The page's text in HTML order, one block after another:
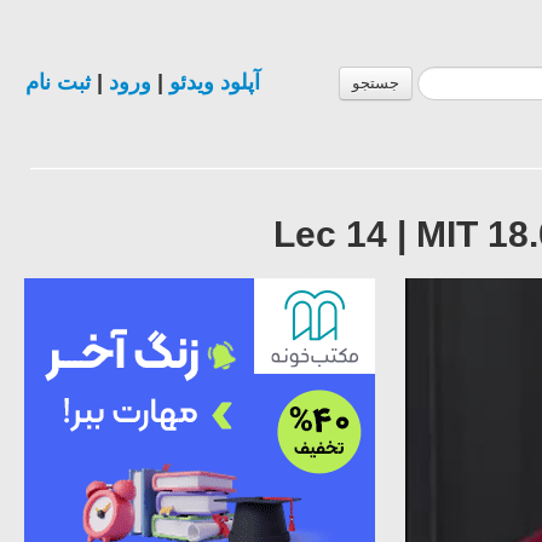
جستجو آپلود ویدئو ورود |ثبت نام
Lec 14 | MIT